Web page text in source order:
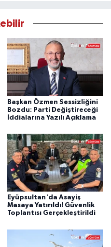
Başkan Özmen Sessizliğini
Bozdu: Parti Değiştireceği
İddialarına Yazılı Açıklama
Eyüpsultan'da Asayiş
Masaya Yatırıldı! Güvenlik
Toplantısı Gerçekleştirildi